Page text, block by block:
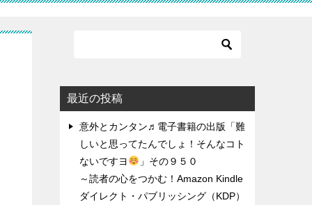
最近の投稿
意外とカンタン♬電子書籍の出版「難
しいと思ってたんでしょ！そんなコト
ないですヨ
」その９５０
～読者の心をつかむ！Amazon Kindle
ダイレクト・パブリッシング（KDP）